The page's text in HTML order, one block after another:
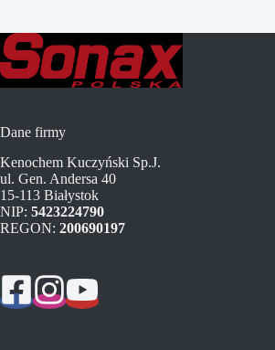
Dane firmy
Kenochem Kuczyński Sp.J.
ul. Gen. Andersa 40
15-113 Białystok
NIP: 5423224790
REGON: 200690197